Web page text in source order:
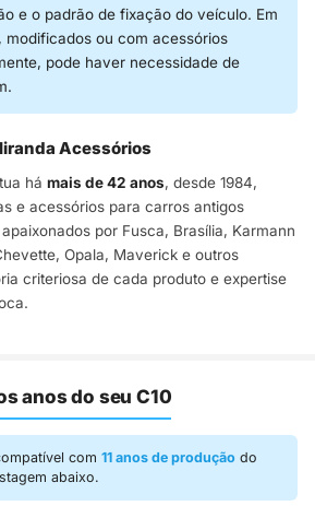
e o padrão de fixação do veículo. Em
modificados ou com acessórios
pode haver necessidade de
Acessórios
há mais de 42 anos, desde 1984,
e acessórios para carros antigos
por Fusca, Brasília, Karmann
Opala, Maverick e outros
criteriosa de cada produto e expertise
anos do seu C10
com 11 anos de produção do
abaixo.